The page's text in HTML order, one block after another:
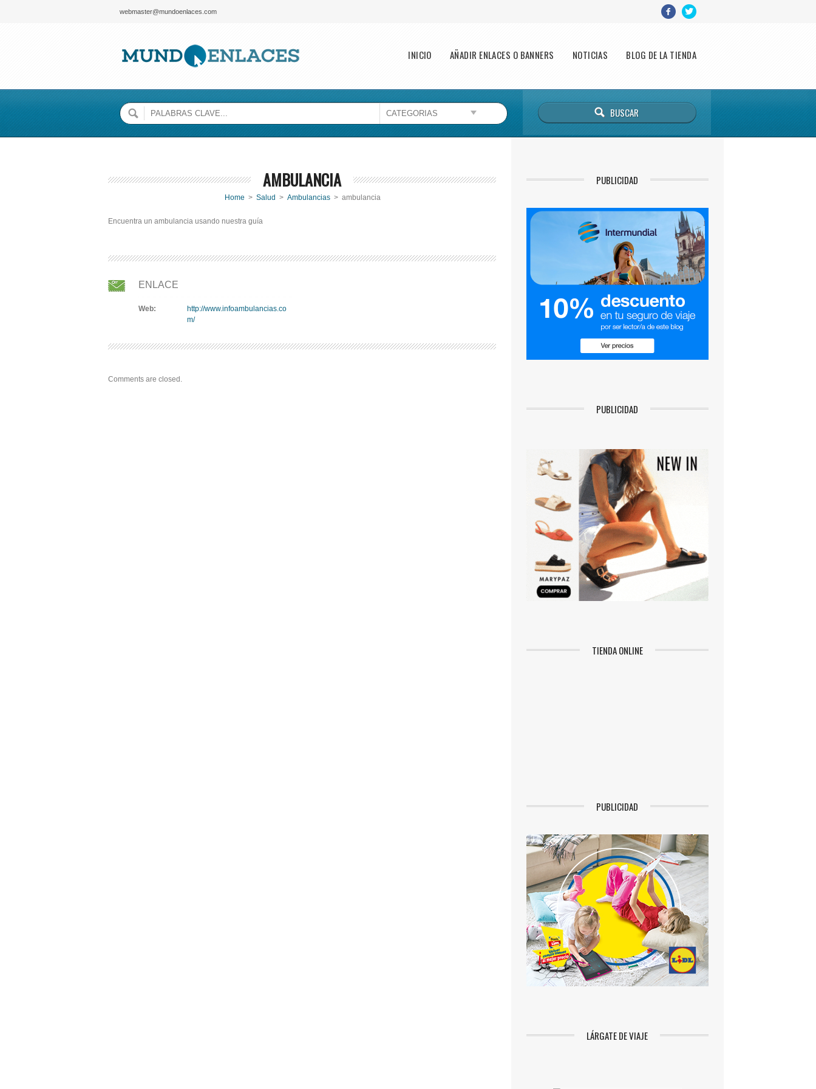
webmaster@mundoenlaces.com
Main menu
INICIO AÑADIR ENLACES O BANNERS NOTICIAS BLOG DE LA TIENDA
AMBULANCIA
Home > Salud > Ambulancias > ambulancia
Encuentra un ambulancia usando nuestra guía
ENLACE
Web:
http://www.infoambulancias.co
m/
Comments are closed.
PUBLICIDAD
PUBLICIDAD
TIENDA ONLINE
PUBLICIDAD
LÁRGATE DE VIAJE